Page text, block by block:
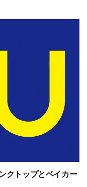
クトップとベイカー